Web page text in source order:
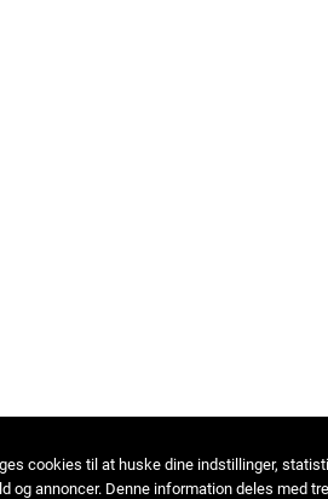
cookies til at huske dine indstillinger,
og annoncer. Denne information deles med